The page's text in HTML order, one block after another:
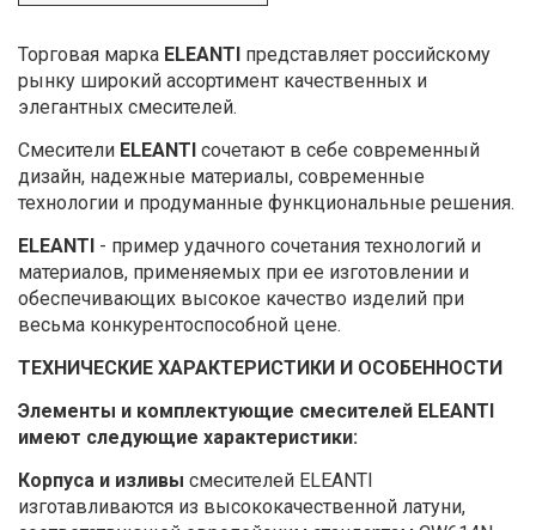
Торговая марка ELEANTI представляет российскому
рынку широкий ассортимент качественных и
элегантных смесителей.
Смесители ELEANTI сочетают в себе современный
дизайн, надежные материалы, современные
технологии и продуманные функциональные решения.
ELEANTI - пример удачного сочетания технологий и
материалов, применяемых при ее изготовлении и
обеспечивающих высокое качество изделий при
весьма конкурентоспособной цене.
ТЕХНИЧЕСКИЕ ХАРАКТЕРИСТИКИ И ОСОБЕННОСТИ
Элементы и комплектующие смесителей ELEANTI
имеют следующие характеристики:
Корпуса и изливы смесителей ELEANTI
изготавливаются из высококачественной латуни,